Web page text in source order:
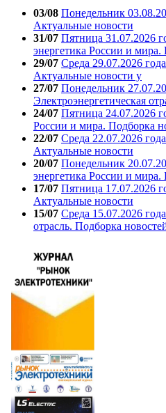
03/08 Понедельник
Актуальные новости
31/07 Пятница 31.07.2026
энергетика России и мира.
29/07 Среда 29.07.2026
Актуальные новости у
27/07 Понедельник
Электроэнергетическая
24/07 Пятница 24.07.2026
России и мира. Подборка
22/07 Среда 22.07.2026
Актуальные новости
20/07 Понедельник
энергетика России и мира.
17/07 Пятница 17.07.2026
Актуальные новости
15/07 Среда 15.07.2026
отрасль. Подборка